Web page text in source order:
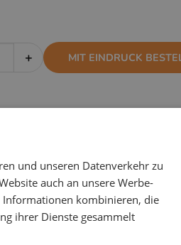
+ MIT EINDRUCK
+ OHNE EINDRUCK
und unseren Datenverkehr zu
auch an unsere Werbe-
kombinieren, die
ihrer Dienste gesammelt